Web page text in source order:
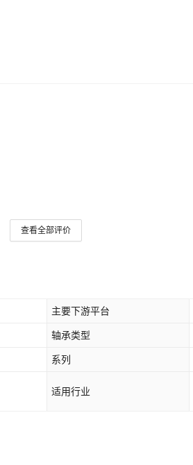
查看全部评价
主要下游平台
轴承类型
系列
适用行业